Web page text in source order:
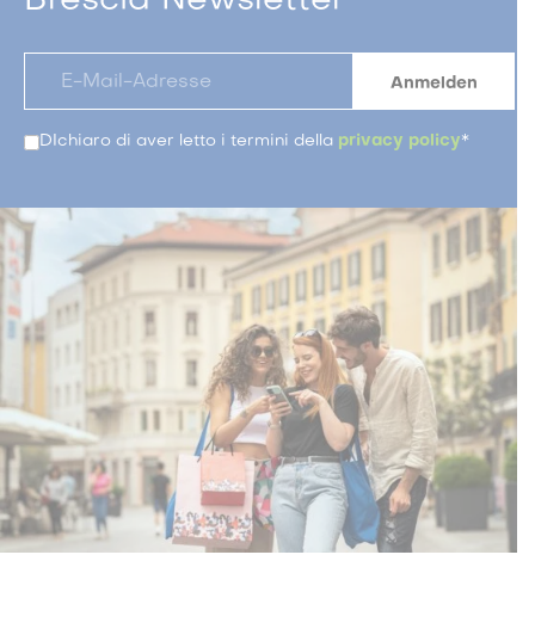
DIchiaro di aver letto i termini della privacy policy*